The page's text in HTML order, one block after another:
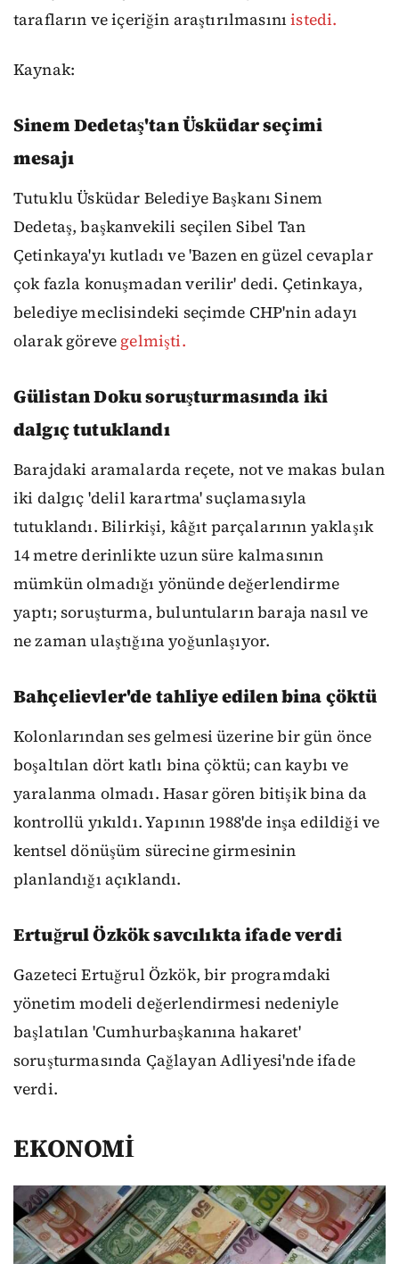
tarafların ve içeriğin araştırılmasınıistedi.
Kaynak:
Sinem Dedetaş'tan Üsküdar seçimi
mesajı
Tutuklu Üsküdar Belediye Başkanı Sinem
Dedetaş, başkanvekili seçilen Sibel Tan
Çetinkaya'yı kutladı ve 'Bazen en güzel cevaplar
çok fazla konuşmadan verilir' dedi. Çetinkaya,
belediye meclisindeki seçimde CHP'nin adayı
olarak göreve gelmişti.
Gülistan Doku soruşturmasında iki
dalgıç tutuklandı
Barajdaki aramalarda reçete, not ve makas bulan
iki dalgıç 'delil karartma' suçlamasıyla
tutuklandı. Bilirkişi, kâğıt parçalarının yaklaşık
14 metre derinlikte uzun süre kalmasının
mümkün olmadığı yönünde değerlendirme
yaptı; soruşturma, buluntuların baraja nasıl ve
ne zaman ulaştığına yoğunlaşıyor.
Bahçelievler'de tahliye edilen bina çöktü
Kolonlarından ses gelmesi üzerine bir gün önce
boşaltılan dört katlı bina çöktü; can kaybı ve
yaralanma olmadı. Hasar gören bitişik bina da
kontrollü yıkıldı. Yapının 1988'de inşa edildiği ve
kentsel dönüşüm sürecine girmesinin
planlandığı açıklandı.
Ertuğrul Özkök savcılıkta ifade verdi
Gazeteci Ertuğrul Özkök, bir programdaki
yönetim modeli değerlendirmesi nedeniyle
başlatılan 'Cumhurbaşkanına hakaret'
soruşturmasında Çağlayan Adliyesi'nde ifade
verdi.
EKONOMİ